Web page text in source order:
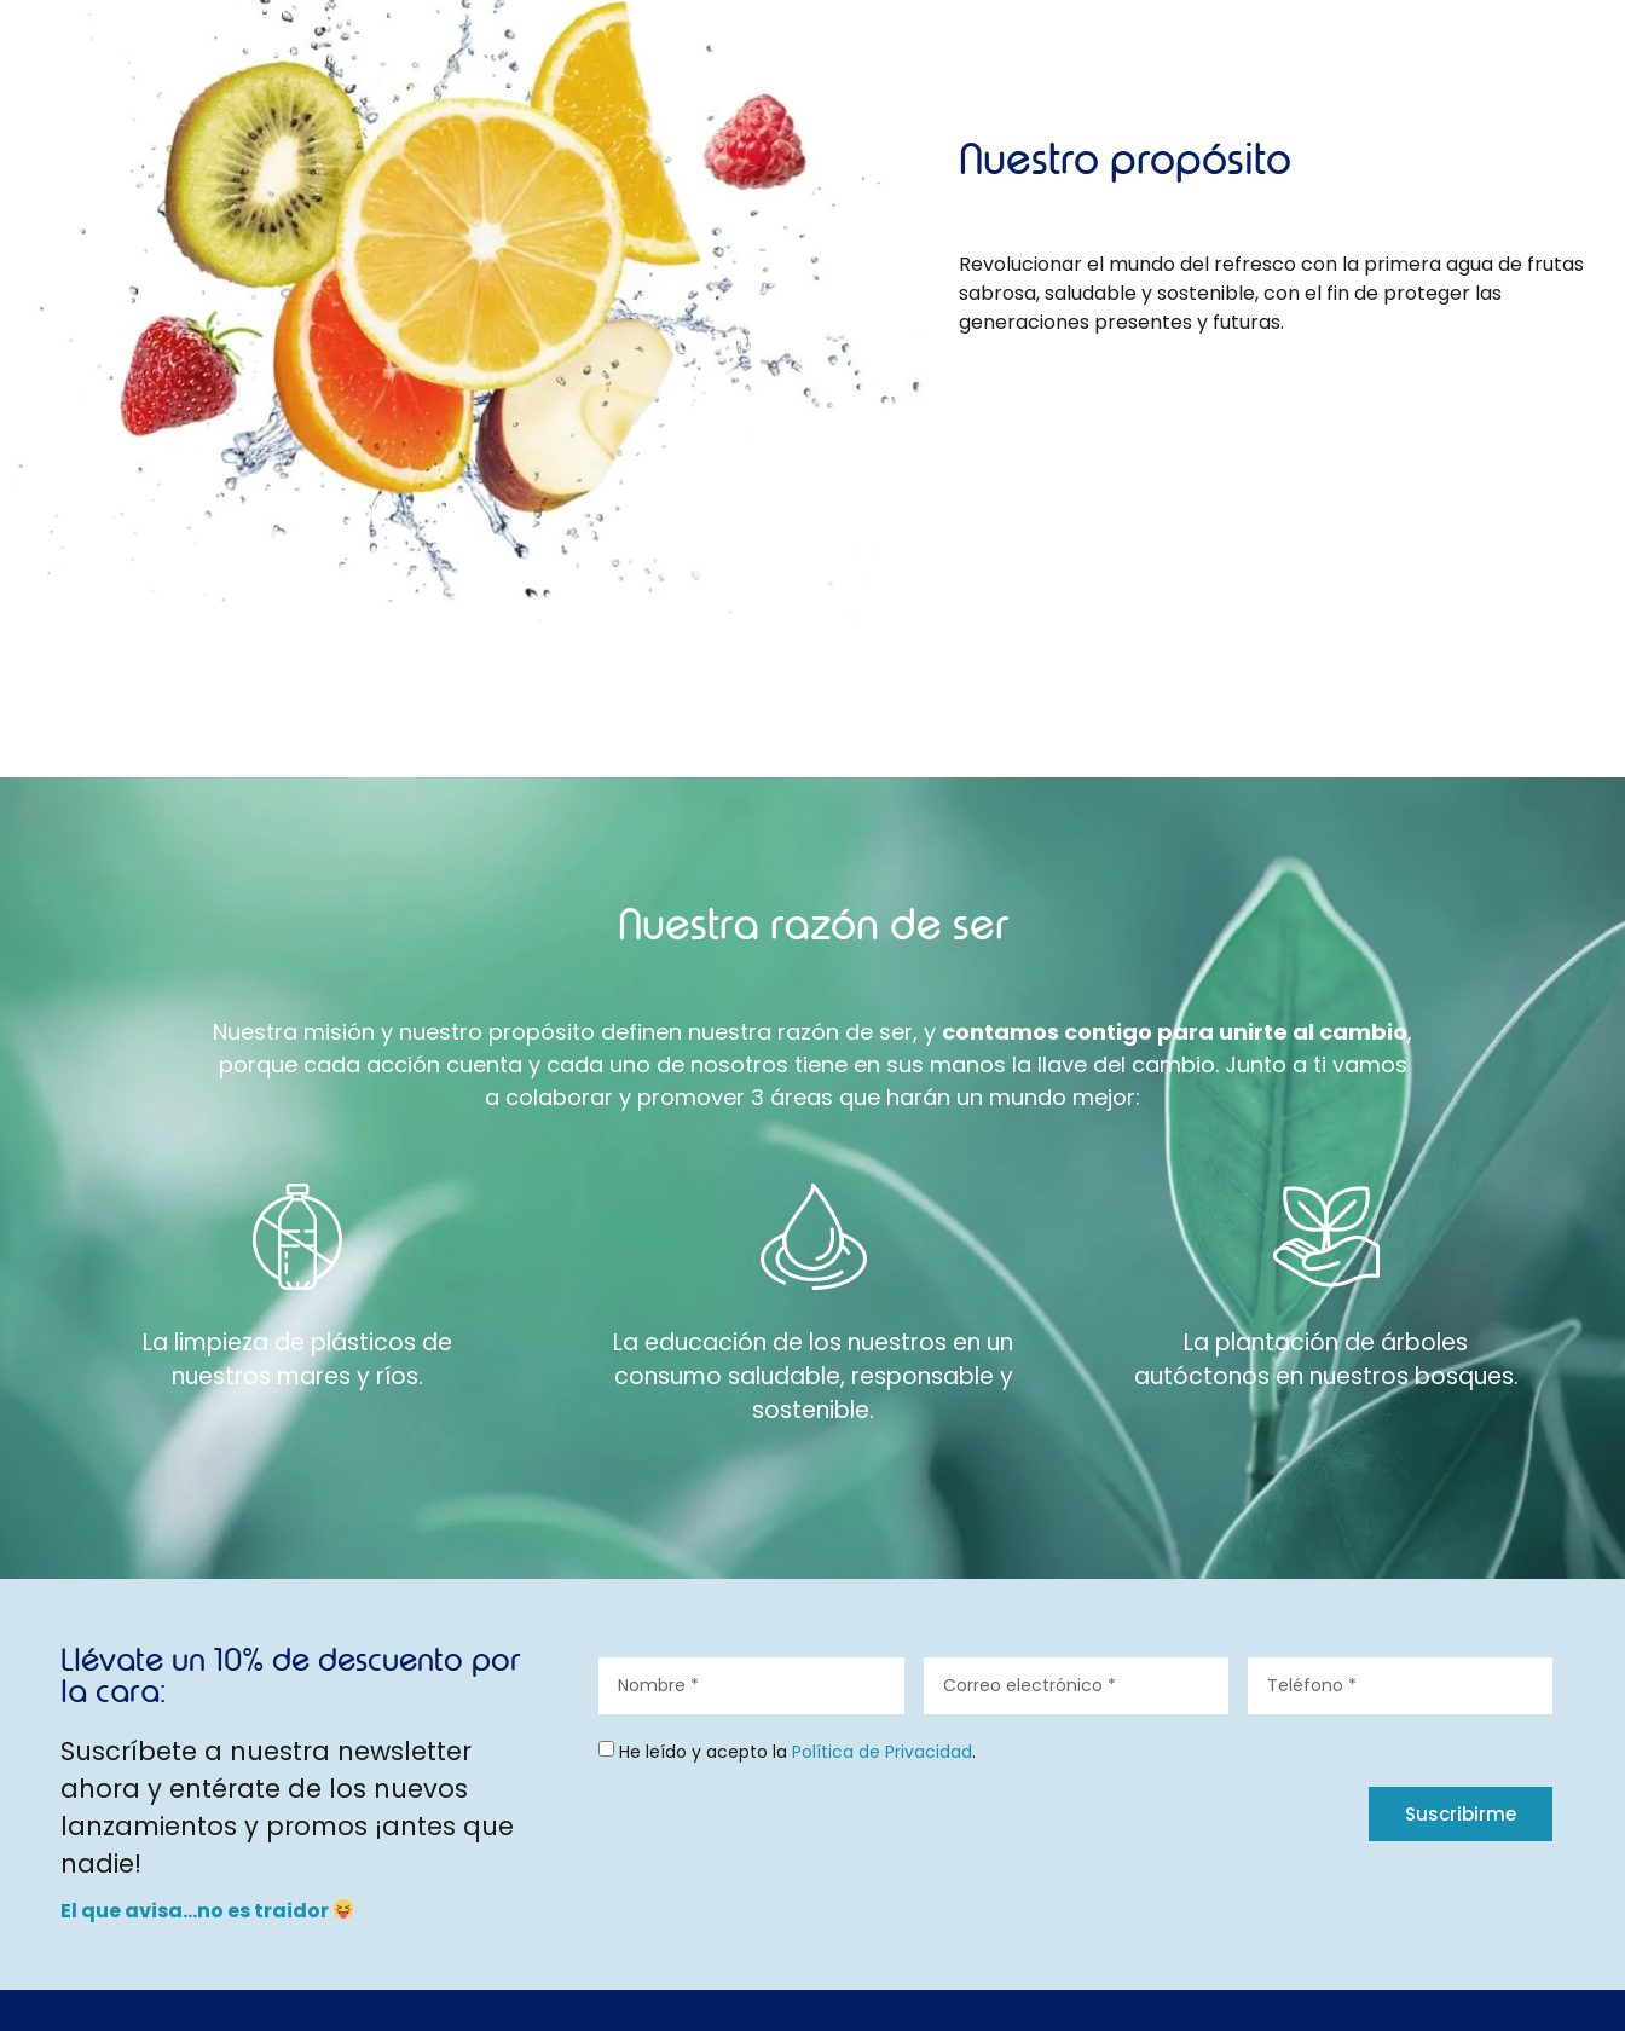
Nuestro propósito
Revolucionar el mundo del refresco con la primera agua de frutas
sabrosa, saludable y sostenible, con el fin de proteger las
generaciones presentes y futuras.
Nuestra razón de ser
Nuestra misión y nuestro propósito definen nuestra razón de ser, y contamos contigo para unirte al cambio,
porque cada acción cuenta y cada uno de nosotros tiene en sus manos la llave del cambio. Junto a ti vamos
a colaborar y promover 3 áreas que harán un mundo mejor:
La limpieza de plásticos de
nuestros mares y ríos.
La educación de los nuestros en un
consumo saludable, responsable y
sostenible.
La plantación de árboles
autóctonos en nuestros bosques.
Llévate un 10% de descuento por
la cara:
Suscríbete a nuestra newsletter
ahora y entérate de los nuevos
lanzamientos y promos ¡antes que
nadie!
El que avisa…no es traidor
He leído y acepto laPolítica de Privacidad.
Suscribirme